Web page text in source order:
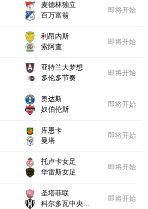
麦德林独立
百万富翁
即将开始
利昂内斯
索阿查
即将开始
亚特兰大梦想
多伦多节奏
即将开始
奥达斯
奴伯伦斯
即将开始
库恩卡
曼塔
即将开始
托卢卡女足
华雷斯女足
即将开始
圣塔菲联
科尔多瓦中央SDE
即将开始